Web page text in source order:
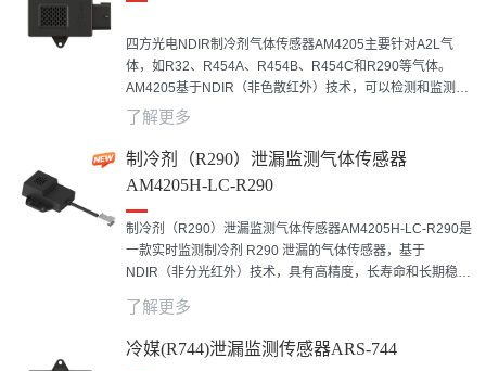
四方光电NDIR制冷剂气体传感器AM4205主要针对A2L气
体，如R32、R454A、R454B、R454C和R290等气体。
AM4205基于NDIR（非色散红外）技术，可以检测和监测制
冷剂泄漏并提供早期预警，具有响应速度快、精度高、长期
自有校准技术进行有效校准，广泛用于商业/运输/工业制冷、
了解更多
制冷剂（R290）泄漏监测气体传感器
AM4205H-LC-R290
制冷剂（R290）泄漏监测气体传感器AM4205H-LC-R290是
一款实时监测制冷剂 R290 泄漏的气体传感器，基于
NDIR（非分光红外）技术，具有高精度，长寿命和长期稳定
警监测设备中。
了解更多
冷媒(R744)泄漏监测传感器ARS-744